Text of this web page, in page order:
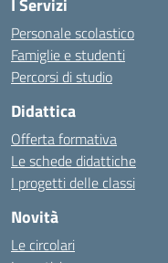
I Servizi
Personale scolastico
Famiglie e studenti
Percorsi di studio
Didattica
Offerta formativa
Le schede didattiche
I progetti delle classi
Novità
Le circolari